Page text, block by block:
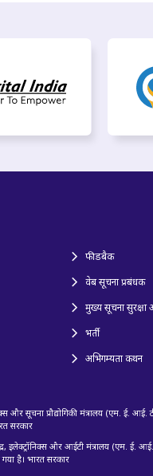
फीडबैक
वेब सूचना प्रबंधक
मुख्य सूचना सुरक्षा
भर्ती
अभिगम्यता कथन
और सूचना प्रौद्योगिकी मंत्रालय (एम. ई. आई.
सरकार
इलेक्ट्रॉनिक्स और आईटी मंत्रालय (एम. ई. आई.
है। भारत सरकार